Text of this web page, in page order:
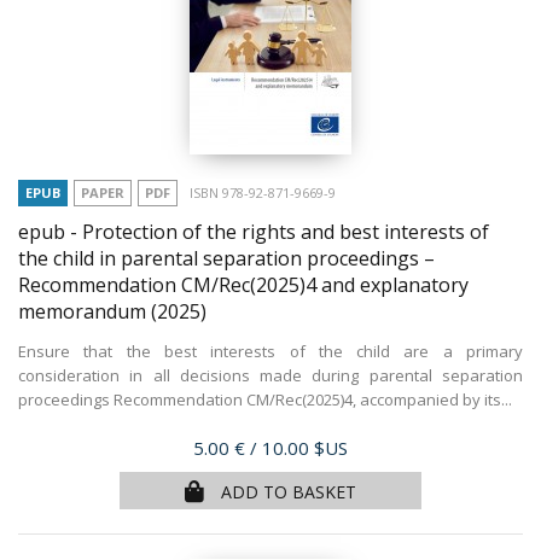
EPUB PAPER PDF ISBN 978-92-871-9669-9
epub - Protection of the rights and best interests of
the child in parental separation proceedings –
Recommendation CM/Rec(2025)4 and explanatory
memorandum (2025)
Ensure that the best interests of the child are a primary
consideration in all decisions made during parental separation
proceedings Recommendation CM/Rec(2025)4, accompanied by its...
Price
5.00 € / 10.00 $US
ADD TO BASKET